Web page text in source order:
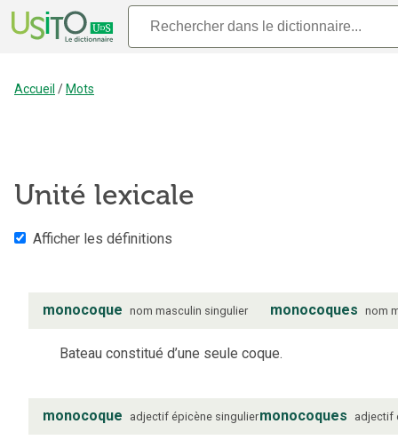
Accueil / Mots
Unité lexicale
Afficher les définitions
monocoque nom masculin singulier monocoques nom
Bateau constitué d’une seule coque.
monocoque adjectif épicène singuliermonocoques adjectif